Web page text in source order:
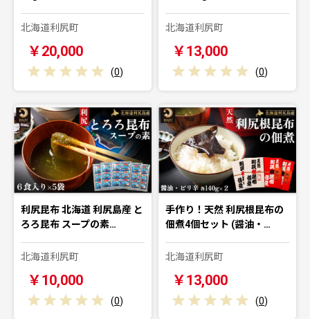
北海道利尻町
￥20,000
(0)
北海道利尻町
￥13,000
(0)
利尻昆布 北海道 利尻島産 と
ろろ昆布 スープの素…
北海道利尻町
￥10,000
(0)
手作り！天然 利尻根昆布の
佃煮4個セット (醤油・…
北海道利尻町
￥13,000
(0)